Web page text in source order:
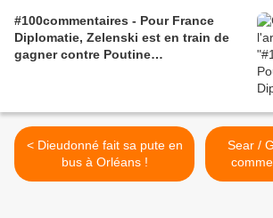
#100commentaires - Pour France
Diplomatie, Zelenski est en train de
gagner contre Poutine…
< Dieudonné fait sa pute en
bus à Orléans !
Sear /